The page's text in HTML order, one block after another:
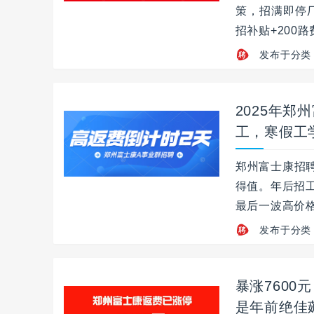
策，招满即停
招补贴+200路
发布于分类
2025年郑
工，寒假工
郑州富士康招
得值。年后招
最后一波高价
发布于分类
暴涨7600
是年前绝佳